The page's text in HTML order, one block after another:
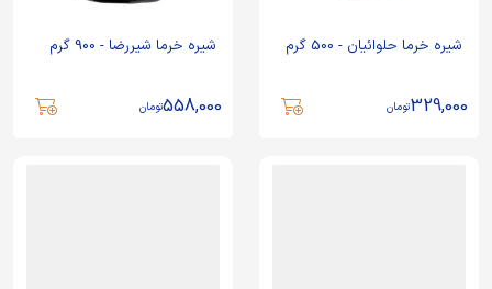
شیره خرما حلوائیان - 500 گرم
329,000تومان
شیره خرما شیررضا - 900 گرم
558,000تومان